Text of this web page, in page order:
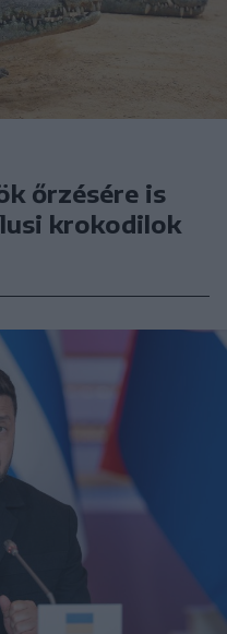
őrzésére is
krokodilok